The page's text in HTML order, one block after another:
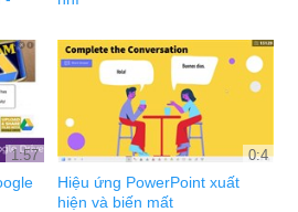
1:57 0:4
Hiệu ứng PowerPoint xuất
hiện và biến mất